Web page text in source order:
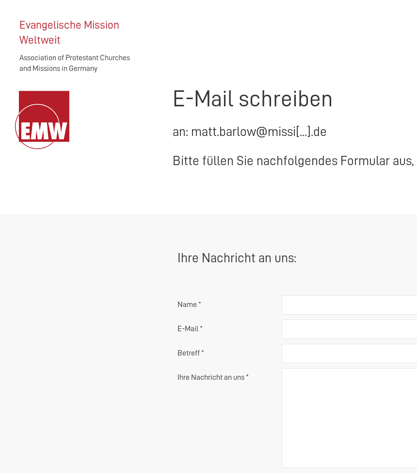
Evangelische Mission
Weltweit
Association of Protestant Churches
and Missions in Germany
E-Mail schreiben
an: matt.barlow@missi[...].de
Bitte füllen Sie nachfolgendes Formular
Ihre Nachricht an uns:
Name *
E-Mail *
Betreff *
Ihre Nachricht an uns *